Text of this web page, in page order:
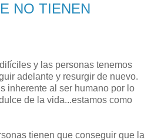
NO TIENEN
y las personas tenemos
adelante y resurgir de nuevo.
inherente al ser humano por lo
de la vida...estamos como
tienen que conseguir que la